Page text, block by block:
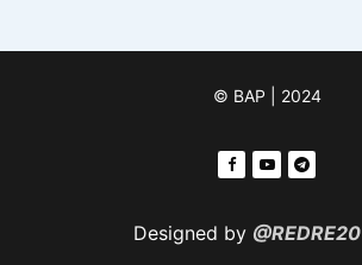
© ВАР | 2024
Designed by @REDRE20